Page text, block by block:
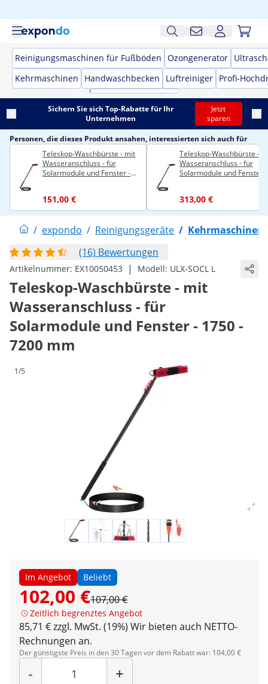
Reinigungsmaschinen für Fußböden Ozongenerator
Kehrmaschinen
Handwaschbecken Luftreiniger Profi-
Sichern Sie sich Top-Rabatte für Ihr
Unternehmen
Jetzt
sparen
Personen, die dieses Produkt ansahen, interessierten sich auch für
Teleskop-Waschbürste - mit
Wasseranschluss - für
Solarmodule und Fenster -
151,00 €
Teleskop-Waschbürste -
Wasseranschluss - für
Solarmodule und Fenster -
313,00 €
/ expondo / Reinigungsgeräte / Kehrmaschinen
(16) Bewertungen
Artikelnummer: EX10050453 | Modell: ULX-SOCL L
Teleskop-Waschbürste - mit
Wasseranschluss - für
Solarmodule und Fenster - 1750 -
7200 mm
1/5
Im Angebot Beliebt
102,00 €107,00 €
Zeitlich begrenztes Angebot
85,71 € zzgl. MwSt. (19%) Wir bieten auch NETTO-
Rechnungen an.
Der günstigste Preis in den 30 Tagen vor dem Rabatt war: 104,00 €
-
Menge
+